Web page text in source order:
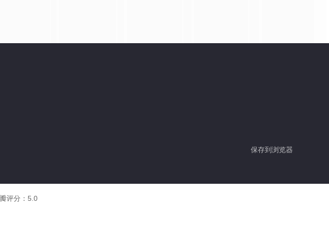
保存到浏览器
评分： 5.0